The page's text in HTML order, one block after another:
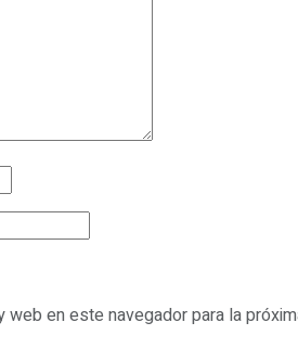
web en este navegador para la